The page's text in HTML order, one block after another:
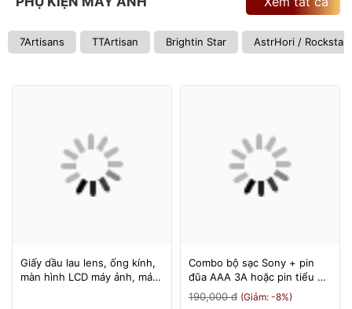
7Artisans TTArtisan Brightin Star AstrHori / Rockstar
Giấy dầu lau lens, ống kính,
màn hình LCD máy ảnh, máy
quay, máy tính, laptop, điện
Combo bộ sạc Sony + pin
đũa AAA 3A hoặc pin tiểu AA
2A Sony 1.5v
190,000 đ (Giảm: -8%)